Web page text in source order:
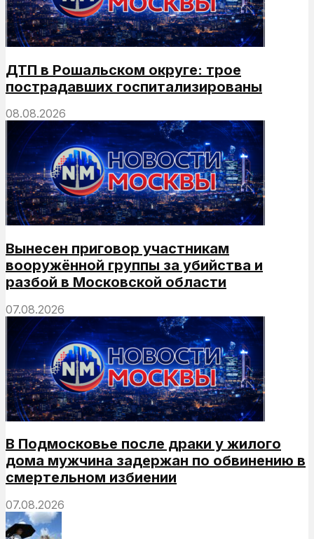
ДТП в Рошальском округе: трое
пострадавших госпитализированы
08.08.2026
Вынесен приговор участникам
вооружённой группы за убийства и
разбой в Московской области
07.08.2026
В Подмосковье после драки у жилого
дома мужчина задержан по обвинению в
смертельном избиении
07.08.2026